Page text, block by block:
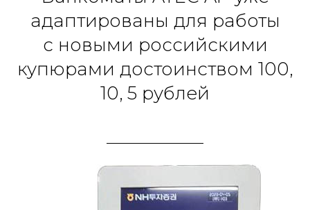
адаптированы для работы
с новыми российскими
купюрами достоинством 100,
10, 5 рублей